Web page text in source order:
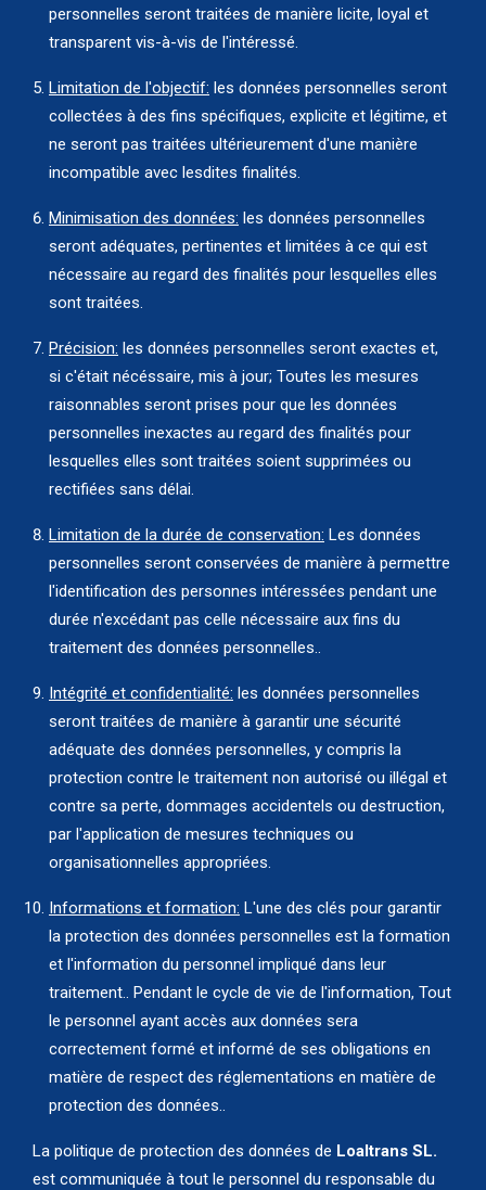
personnelles seront traitées de manière licite, loyal et
transparent vis-à-vis de l'intéressé.
Limitation de l'objectif: les données personnelles seront
collectées à des fins spécifiques, explicite et légitime, et
ne seront pas traitées ultérieurement d'une manière
incompatible avec lesdites finalités.
Minimisation des données: les données personnelles
seront adéquates, pertinentes et limitées à ce qui est
nécessaire au regard des finalités pour lesquelles elles
sont traitées.
Précision: les données personnelles seront exactes et,
si c'était nécéssaire, mis à jour; Toutes les mesures
raisonnables seront prises pour que les données
personnelles inexactes au regard des finalités pour
lesquelles elles sont traitées soient supprimées ou
rectifiées sans délai.
Limitation de la durée de conservation: Les données
personnelles seront conservées de manière à permettre
l'identification des personnes intéressées pendant une
durée n'excédant pas celle nécessaire aux fins du
traitement des données personnelles..
Intégrité et confidentialité: les données personnelles
seront traitées de manière à garantir une sécurité
adéquate des données personnelles, y compris la
protection contre le traitement non autorisé ou illégal et
contre sa perte, dommages accidentels ou destruction,
par l'application de mesures techniques ou
organisationnelles appropriées.
Informations et formation: L'une des clés pour garantir
la protection des données personnelles est la formation
et l'information du personnel impliqué dans leur
traitement.. Pendant le cycle de vie de l'information, Tout
le personnel ayant accès aux données sera
correctement formé et informé de ses obligations en
matière de respect des réglementations en matière de
protection des données..
La politique de protection des données de Loaltrans SL.
est communiquée à tout le personnel du responsable du